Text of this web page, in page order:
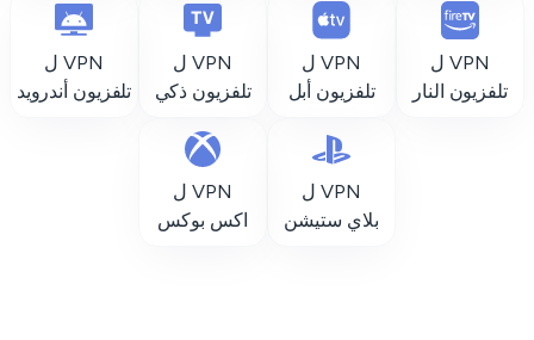
VPN ل
تلفزيون النار
VPN ل
تلفزيون أبل
VPN ل
تلفزيون ذكي
VPN ل
تلفزيون أندرويد
VPN ل
بلاي ستيشن
VPN ل
اكس بوكس